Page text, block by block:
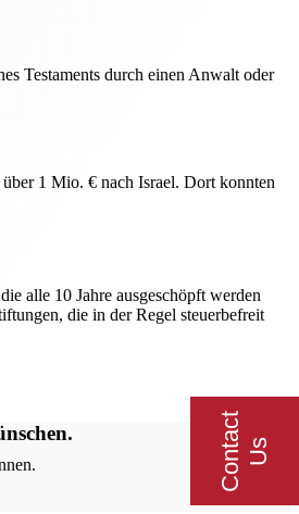
Testaments durch einen Anwalt oder
1 Mio. € nach Israel. Dort konnten
alle 10 Jahre ausgeschöpft werden
die in der Regel steuerbefreit
C
o
n
t
a
c
t
U s